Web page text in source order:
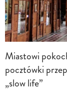
Miastowi
pocztówki
„slow life”